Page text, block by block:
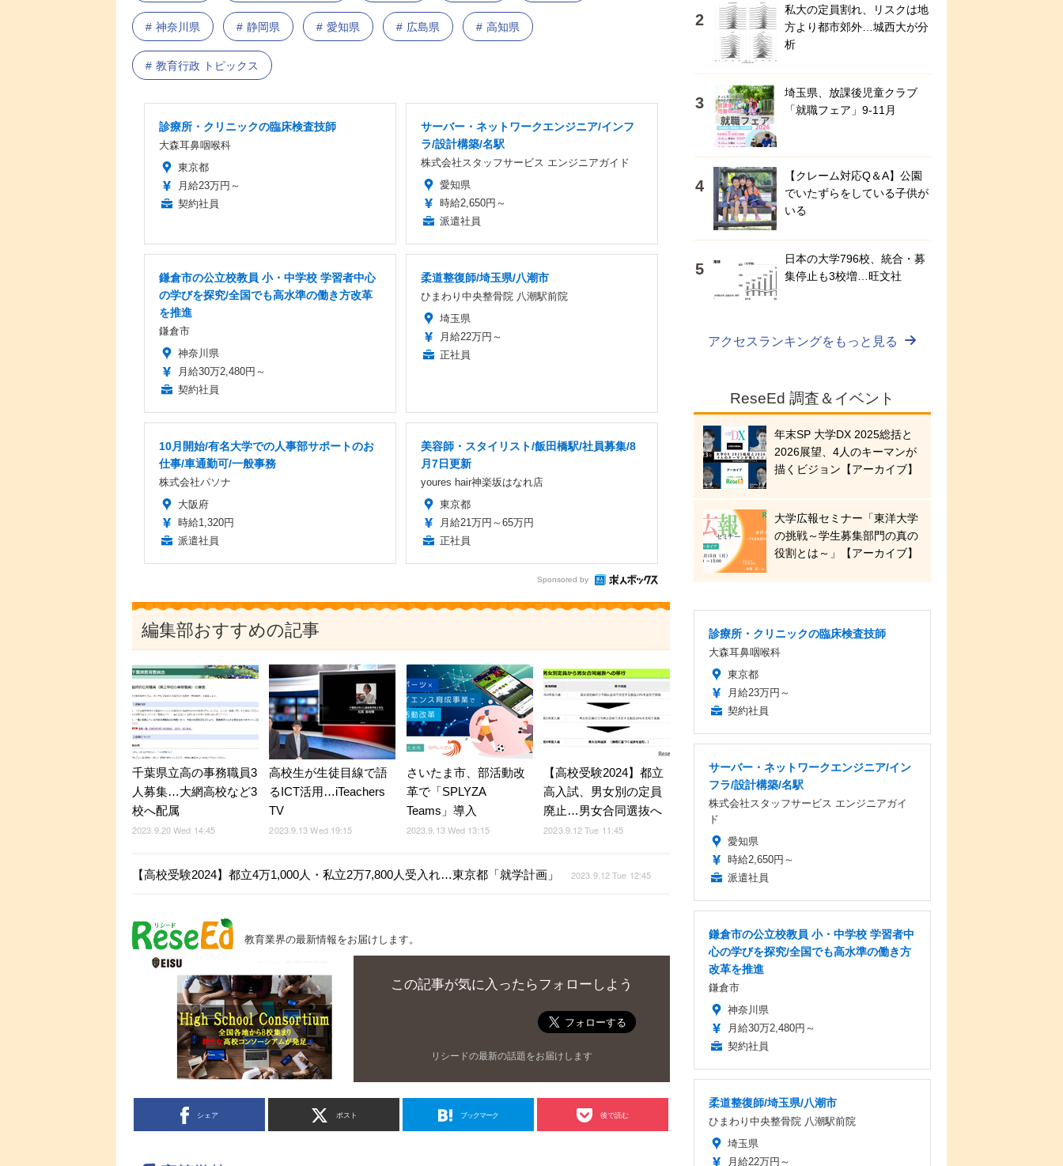
神奈川県 静岡県 愛知県 広島県 高知県
教育行政 トピックス
診療所・クリニックの臨床検査技師
大森耳鼻咽喉科
東京都
月給23万円～
契約社員
サーバー・ネットワークエンジニア/インフ
ラ/設計構築/名駅
株式会社スタッフサービス エンジニアガイド
愛知県
時給2,650円～
派遣社員
鎌倉市の公立校教員 小・中学校 学習者中心
の学びを探究/全国でも高水準の働き方改革
を推進
鎌倉市
神奈川県
月給30万2,480円～
契約社員
柔道整復師/埼玉県/八潮市
ひまわり中央整骨院 八潮駅前院
埼玉県
月給22万円～
正社員
10月開始/有名大学での人事部サポートのお
仕事/車通勤可/一般事務
株式会社パソナ
大阪府
時給1,320円
派遣社員
美容師・スタイリスト/飯田橋駅/社員募集/8
月7日更新
youres hair神楽坂はなれ店
東京都
月給21万円～65万円
正社員
Sponsored by
編集部おすすめの記事
千葉県立高の事務職員3
人募集…大網高校など3
校へ配属
2023.9.20 Wed 14:45
高校生が生徒目線で語
るICT活用…iTeachers
TV
2023.9.13 Wed 19:15
さいたま市、部活動改
革で「SPLYZA
Teams」導入
2023.9.13 Wed 13:15
【高校受験2024】都立
高入試、男女別の定員
廃止…男女合同選抜へ
2023.9.12 Tue 11:45
【高校受験2024】都立4万1,000人・私立2万7,800人受入れ…東京都「就学計画」 2023.9.12 Tue 12:45
教育業界の最新情報をお届けします。
この記事が気に入ったらフォローしよう
リシードの最新の話題をお届けします
シェア ポスト ブックマーク 後で読む
私大の定員割れ、リスクは地
方より都市郊外…城西大が分
析
埼玉県、放課後児童クラブ
「就職フェア」9-11月
【クレーム対応Q＆A】公園
でいたずらをしている子供が
いる
日本の大学796校、統合・募
集停止も3校増…旺文社
アクセスランキングをもっと見る
ReseEd 調査＆イベント
年末SP 大学DX 2025総括と
2026展望、4人のキーマンが
描くビジョン【アーカイブ】
大学広報セミナー「東洋大学
の挑戦～学生募集部門の真の
役割とは～」【アーカイブ】
診療所・クリニックの臨床検査技師
大森耳鼻咽喉科
東京都
月給23万円～
契約社員
サーバー・ネットワークエンジニア/イン
フラ/設計構築/名駅
株式会社スタッフサービス エンジニアガイ
ド
愛知県
時給2,650円～
派遣社員
鎌倉市の公立校教員 小・中学校 学習者中
心の学びを探究/全国でも高水準の働き方
改革を推進
鎌倉市
神奈川県
月給30万2,480円～
契約社員
柔道整復師/埼玉県/八潮市
ひまわり中央整骨院 八潮駅前院
埼玉県
月給22万円～